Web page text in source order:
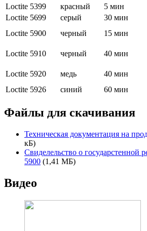
Loctite 5399
красный 5 мин
Loctite 5699
серый 30 мин
Loctite 5900
черный 15 мин
Loctite 5910 черный 40 мин
Loctite 5920 медь 40 мин
Loctite 5926
синий 60 мин
Файлы для скачивания
Техническая документация на
кБ)
Свиделельство о государстенной
5900 (1,41 МБ)
Видео